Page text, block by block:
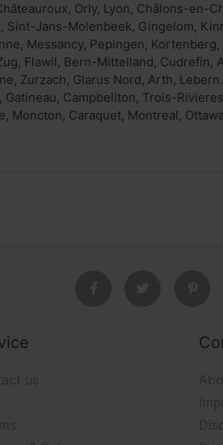
Orly, Lyon, Châlons-en-
Sint-Jans-Molenbeek, Gingelom,
Messancy, Pepingen,
Flawil, Bern-Mittelland,
Zurzach, Glarus Nord, Arth, Lebern.
Gatineau, Campbellton, Trois-
Moncton, Caraquet, Montreal,
us